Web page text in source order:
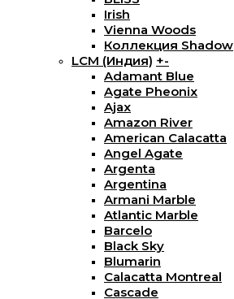
Irish
Vienna Woods
Коллекция Shadow
LCM (Индия) +-
Adamant Blue
Agate Pheonix
Ajax
Amazon River
American Calacatta
Angel Agate
Argenta
Argentina
Armani Marble
Atlantic Marble
Barcelo
Black Sky
Blumarin
Calacatta Montreal
Cascade